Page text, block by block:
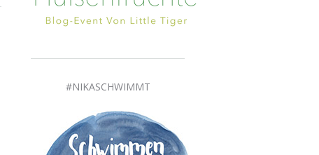
#NIKASCHWIMMT